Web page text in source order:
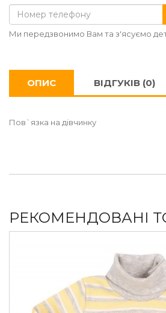
Ми передзвонимо Вам та з'ясуємо
ОПИС ВІДГУКІВ (0)
Пов`язка на дівчинку
РЕКОМЕНДОВАНІ